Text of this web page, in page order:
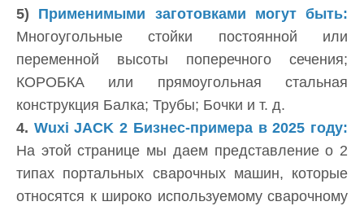
5) Применимыми заготовками могут быть:
Многоугольные стойки постоянной или
переменной высоты поперечного сечения;
КОРОБКА или прямоугольная стальная
конструкция Балка; Трубы; Бочки и т. д.
4. Wuxi JACK 2 Бизнес-примера в 2025 году:
На этой странице мы даем представление о 2
типах портальных сварочных машин, которые
относятся к широко используемому сварочному